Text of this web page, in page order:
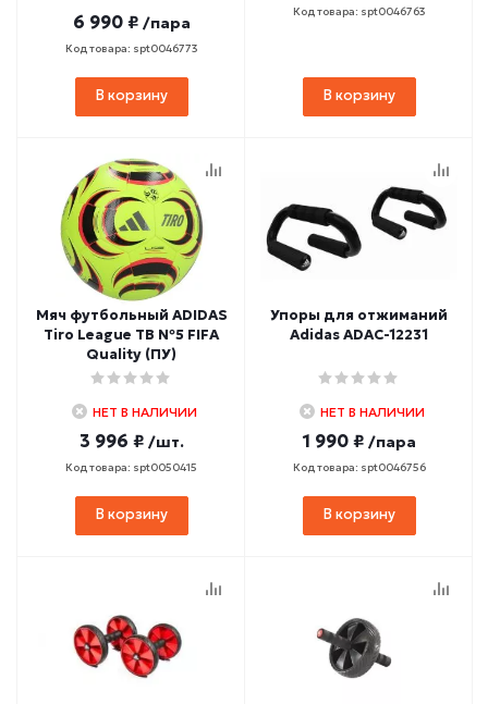
6 990 ₽ /пара
Код товара: spt0046773
В корзину
Код товара: spt0046763
В корзину
Мяч футбольный ADIDAS
Tiro League TB №5 FIFA
Quality (ПУ)
НЕТ В НАЛИЧИИ
3 996 ₽ /шт.
Код товара: spt0050415
В корзину
Упоры для отжиманий
Adidas ADAC-12231
НЕТ В НАЛИЧИИ
1 990 ₽ /пара
Код товара: spt0046756
В корзину